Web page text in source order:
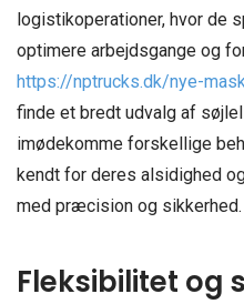
logistikoperationer, hvor de
optimere arbejdsgange og
https://nptrucks.dk/nye-
finde et bredt udvalg af
imødekomme forskellige
kendt for deres alsidighed
med præcision og sikkerhed.
Fleksibilitet og